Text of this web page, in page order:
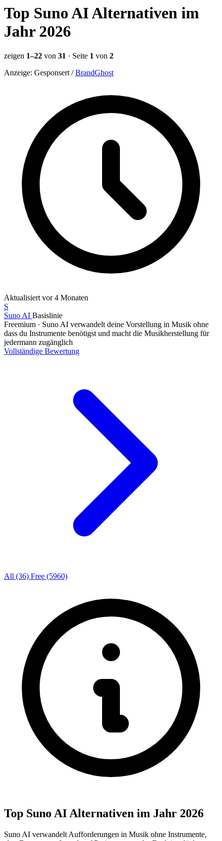
Top Suno AI Alternativen im
Jahr 2026
zeigen 1–22 von 31 · Seite 1 von 2
Anzeige: Gesponsert / BrandGhost
Aktualisiert vor 4 Monaten
S
Suno AI Basislinie
Freemium · Suno AI verwandelt deine Vorstellung in Musik ohne
dass du Instrumente benötigst und macht die Musikherstellung für
jedermann zugänglich
Vollständige Bewertung
All (36) Free (5960)
Top Suno AI Alternativen im Jahr 2026
Suno AI verwandelt Aufforderungen in Musik ohne Instrumente,